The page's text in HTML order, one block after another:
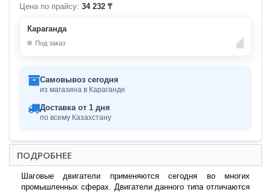
Цена по прайсу: 34 232 ₸
Караганда
Под заказ
Самовывоз сегодня
из магазина в Караганде
Доставка от 1 дня
по всему Казахстану
ПОДРОБНЕЕ
Шаговые двигатели применяются сегодня во многих
промышленных сферах. Двигатели данного типа отличаются